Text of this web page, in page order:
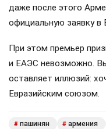
даже после этого
официальную заявку в
При этом премьер
и ЕАЭС невозможно.
оставляет иллюзий:
Евразийским союзом.
# пашинян # армения